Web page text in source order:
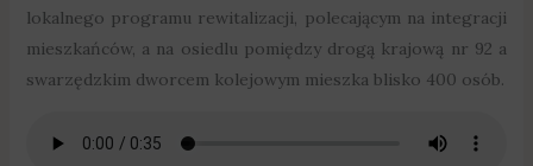
lokalnego programu rewitalizacji, polecającym na integracji
mieszkańców, a na osiedlu pomiędzy drogą krajową nr 92 a
swarzędzkim dworcem kolejowym mieszka blisko 400 osób.